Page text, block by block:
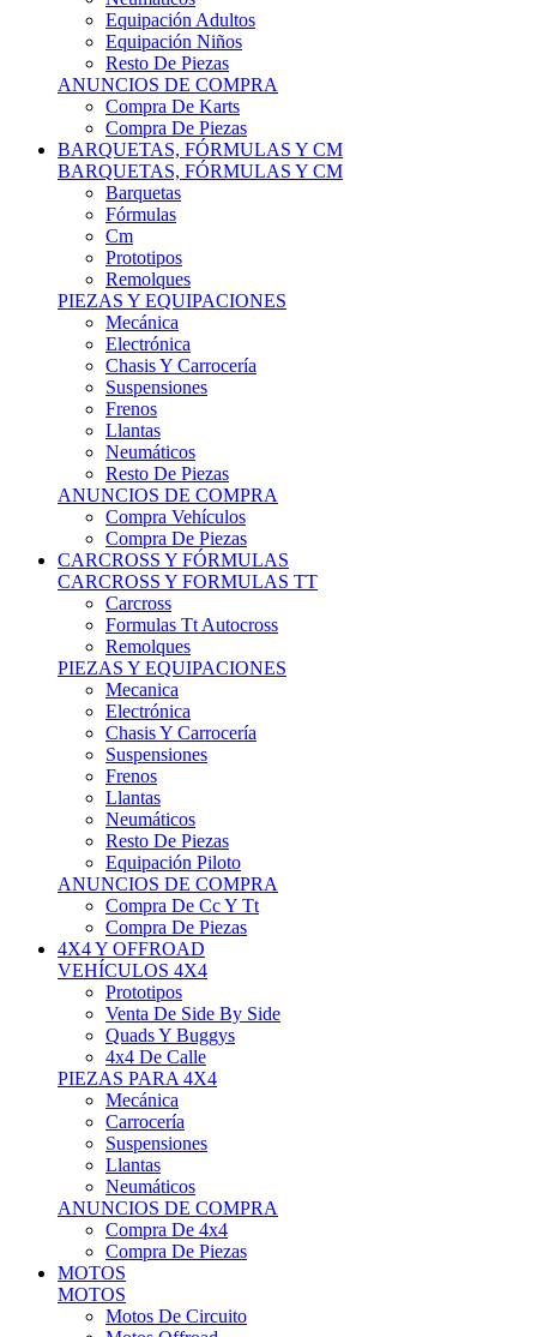
Equipación Adultos
Equipación Niños
Resto De Piezas
ANUNCIOS DE COMPRA
Compra De Karts
Compra De Piezas
BARQUETAS, FÓRMULAS Y CM
BARQUETAS, FÓRMULAS Y CM
Barquetas
Fórmulas
Cm
Prototipos
Remolques
PIEZAS Y EQUIPACIONES
Mecánica
Electrónica
Chasis Y Carrocería
Suspensiones
Frenos
Llantas
Neumáticos
Resto De Piezas
ANUNCIOS DE COMPRA
Compra Vehículos
Compra De Piezas
CARCROSS Y FÓRMULAS
CARCROSS Y FORMULAS TT
Carcross
Formulas Tt Autocross
Remolques
PIEZAS Y EQUIPACIONES
Mecanica
Electrónica
Chasis Y Carrocería
Suspensiones
Frenos
Llantas
Neumáticos
Resto De Piezas
Equipación Piloto
ANUNCIOS DE COMPRA
Compra De Cc Y Tt
Compra De Piezas
4X4 Y OFFROAD
VEHÍCULOS 4X4
Prototipos
Venta De Side By Side
Quads Y Buggys
4x4 De Calle
PIEZAS PARA 4X4
Mecánica
Carrocería
Suspensiones
Llantas
Neumáticos
ANUNCIOS DE COMPRA
Compra De 4x4
Compra De Piezas
MOTOS
MOTOS
Motos De Circuito